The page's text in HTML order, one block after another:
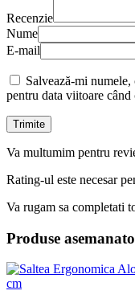
Recenzie
Nume
E-mail
Salvează-mi
pentru data viitoare când
Va multumim pentru
Rating-ul este necesar
Va rugam sa completati
Produse